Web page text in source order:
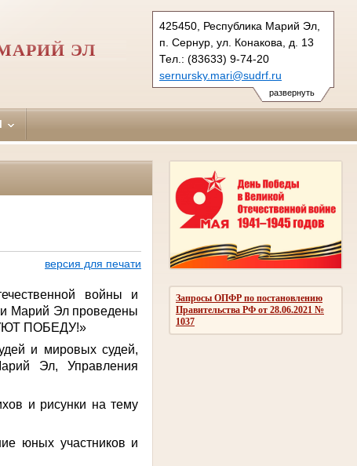
развернуть
425450, Республика Марий Эл,
п. Сернур, ул. Конакова, д. 13
Тел.: (83633) 9-74-20
sernursky.mari@sudrf.ru
ЭЛ
Запросы ОПФР по постановлению
Правительства РФ от 28.06.2021 №
1037
версия для печати
войны и
Марий Эл проведены
ПОБЕДУ!»
и мировых судей,
Эл, Управления
и рисунки на тему
юных участников и